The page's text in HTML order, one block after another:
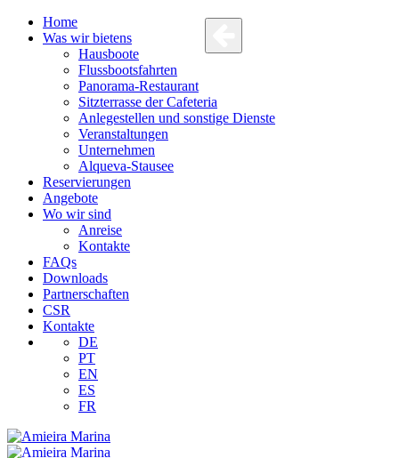
Home
Was wir bietens
Hausboote
Flussbootsfahrten
Panorama-Restaurant
Sitzterrasse der Cafeteria
Anlegestellen und sonstige Dienste
Veranstaltungen
Unternehmen
Alqueva-Stausee
Reservierungen
Angebote
Wo wir sind
Anreise
Kontakte
FAQs
Downloads
Partnerschaften
CSR
Kontakte
DE
PT
EN
ES
FR